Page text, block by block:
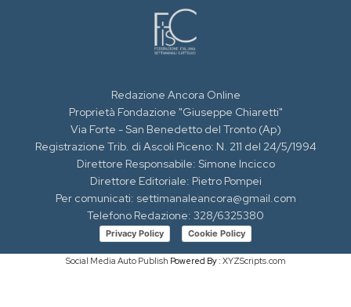
Redazione Ancora Online
Proprietà Fondazione "Giuseppe Chiaretti"
Via Forte - San Benedetto del Tronto (Ap)
Registrazione Trib. di Ascoli Piceno: N. 211 del 24/5/1994
Direttore Responsabile: Simone Incicco
Direttore Editoriale: Pietro Pompei
Per comunicati: settimanaleancora@gmail.com
Telefono Redazione: 328/6325380
Privacy Policy Cookie Policy
Social Media Auto Publish Powered By : XYZScripts.com